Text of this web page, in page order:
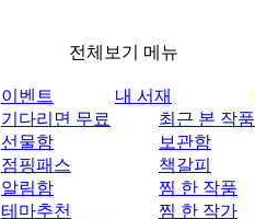
전체보기 메뉴
이벤트
기다리면 무료
선물함
점핑패스
알림함
테마추천
내 서재
최근 본 작품
보관함
책갈피
찜 한 작품
찜 한 작가